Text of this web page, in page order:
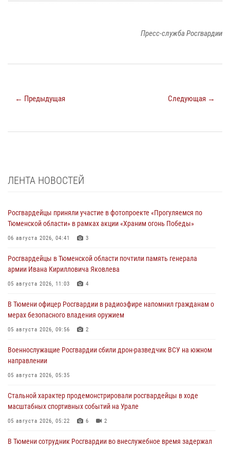
Пресс-служба Росгвардии
← Предыдущая Следующая →
ЛЕНТА НОВОСТЕЙ
Росгвардейцы приняли участие в фотопроекте «Прогуляемся по
Тюменской области» в рамках акции «Храним огонь Победы»
06 августа 2026, 04:41 3
Росгвардейцы в Тюменской области почтили память генерала
армии Ивана Кирилловича Яковлева
05 августа 2026, 11:03 4
В Тюмени офицер Росгвардии в радиоэфире напомнил гражданам о
мерах безопасного владения оружием
05 августа 2026, 09:56 2
Военнослужащие Росгвардии сбили дрон-разведчик ВСУ на южном
направлении
05 августа 2026, 05:35
Стальной характер продемонстрировали росгвардейцы в ходе
масштабных спортивных событий на Урале
05 августа 2026, 05:22 6 2
В Тюмени сотрудник Росгвардии во внеслужебное время задержал